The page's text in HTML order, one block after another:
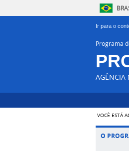
Ir para o
Programa
AGÊNCIA
VOCÊ ESTÁ
O